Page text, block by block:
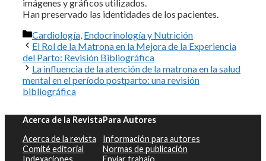
imágenes y gráficos utilizados.
Han preservado las identidades de los pacientes.
Categorías
Cardiología, Endocrinología y Nutrición
El Rol de la Matrona en la Mejora de la Experiencia
del Parto: Revisión Bibliográfica
La influencia de la atención de la matrona en la salud
mental en el período postparto: una revisión
bibliográfica
Acerca de la Revista
Acerca de la revista
Comité editorial
Indexaciones
Para Autores
Información para autores
Normas de publicación
Enviar trabajo